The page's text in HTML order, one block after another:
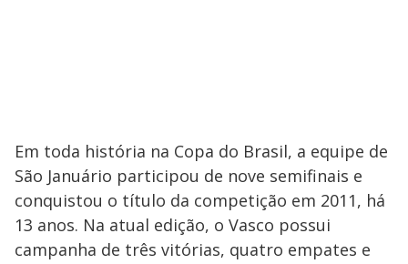
Em toda história na Copa do Brasil, a equipe de
São Januário participou de nove semifinais e
conquistou o título da competição em 2011, há
13 anos. Na atual edição, o Vasco possui
campanha de três vitórias, quatro empates e